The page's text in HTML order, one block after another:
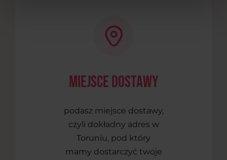
Miejsce dostawy
podasz miejsce dostawy,
czyli dokładny adres w
Toruniu, pod który
mamy dostarczyć twoje